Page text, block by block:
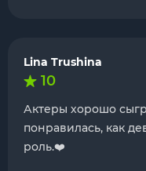
Lina Trushina
10
Актеры хорошо
понравилась, как
роль.❤️